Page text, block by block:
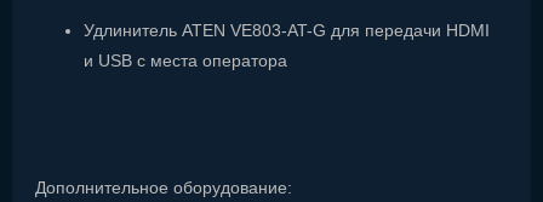
Удлинитель ATEN VE803-AT-G для передачи HDMI
и USB с места оператора
Дополнительное оборудование: